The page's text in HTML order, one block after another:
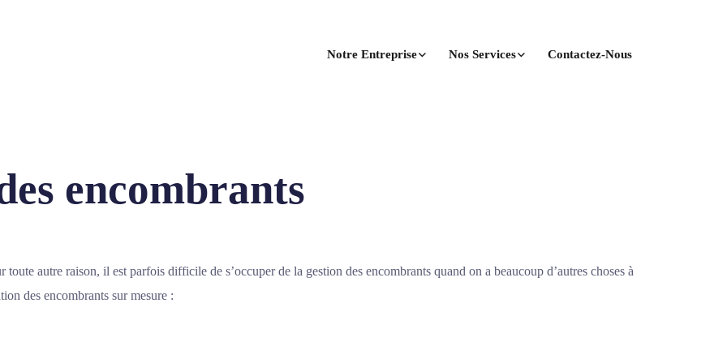
Notre Entreprise Nos Services Contactez-Nous
encombrants
autre raison, il est parfois difficile de s’occuper de la gestion des encombrants quand on a beaucoup d’autres choses à
des encombrants sur mesure :